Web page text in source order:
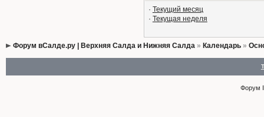
· Текущий месяц
· Текущая неделя
Форум вСалде.ру | Верхняя Салда и Нижняя Салда» Календарь»
Форум